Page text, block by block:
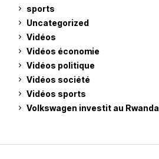
sports
Uncategorized
Vidéos
Vidéos économie
Vidéos politique
Vidéos société
Vidéos sports
Volkswagen investit au Rwanda